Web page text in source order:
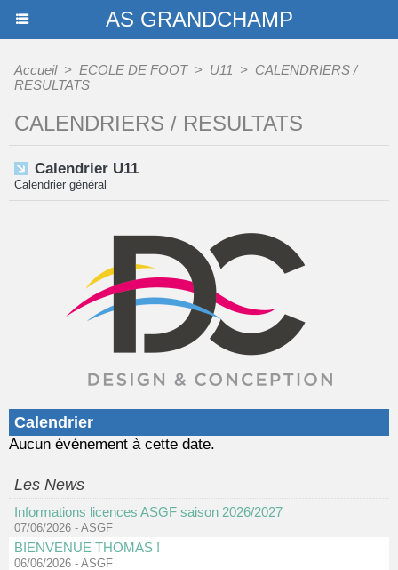
AS GRANDCHAMP
Accueil > ECOLE DE FOOT > U11 > CALENDRIERS /
RESULTATS
CALENDRIERS / RESULTATS
Calendrier U11
Calendrier général
Calendrier
Aucun événement à cette date.
Les News
Informations licences ASGF saison 2026/2027
07/06/2026 - ASGF
BIENVENUE THOMAS !
06/06/2026 - ASGF